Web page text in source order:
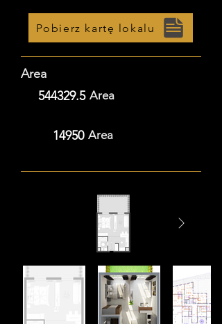
Pobierz kartę lokalu
Area
544329.5 Area
14950 Area